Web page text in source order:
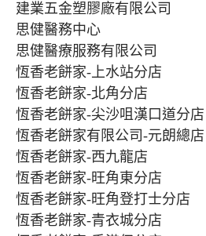
建業五金塑膠廠有限公司
思健醫務中心
思健醫療服務有限公司
恆香老餅家-上水站分店
恆香老餅家-北角分店
恆香老餅家-尖沙咀漢口道分店
恆香老餅家有限公司-元朗總店
恆香老餅家-西九龍店
恆香老餅家-旺角東分店
恆香老餅家-旺角登打士分店
恆香老餅家-青衣城分店